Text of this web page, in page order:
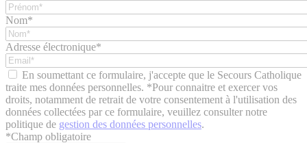
Nom*
Adresse électronique*
En soumettant ce formulaire, j'accepte que le Secours Catholique
traite mes données personnelles. *Pour connaitre et exercer vos
droits, notamment de retrait de votre consentement à l'utilisation des
données collectées par ce formulaire, veuillez consulter notre
politique de gestion des données personnelles.
*Champ obligatoire